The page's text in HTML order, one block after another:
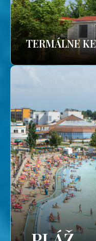
TERMÁLNE